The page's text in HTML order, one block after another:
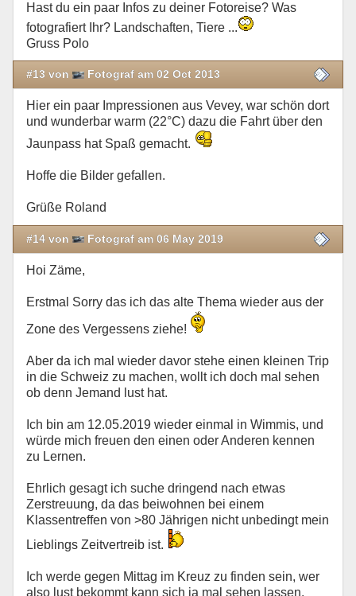
Hast du ein paar Infos zu deiner Fotoreise? Was
fotografiert Ihr? Landschaften, Tiere ...
Gruss Polo
#13 von Fotograf am 02 Oct 2013
Hier ein paar Impressionen aus Vevey, war schön dort
und wunderbar warm (22°C) dazu die Fahrt über den
Jaunpass hat Spaß gemacht.
Hoffe die Bilder gefallen.
Grüße Roland
#14 von Fotograf am 06 May 2019
Hoi Zäme,
Erstmal Sorry das ich das alte Thema wieder aus der
Zone des Vergessens ziehe!
Aber da ich mal wieder davor stehe einen kleinen Trip
in die Schweiz zu machen, wollt ich doch mal sehen
ob denn Jemand lust hat.
Ich bin am 12.05.2019 wieder einmal in Wimmis, und
würde mich freuen den einen oder Anderen kennen
zu Lernen.
Ehrlich gesagt ich suche dringend nach etwas
Zerstreuung, da das beiwohnen bei einem
Klassentreffen von >80 Jährigen nicht unbedingt mein
Lieblings Zeitvertreib ist.
Ich werde gegen Mittag im Kreuz zu finden sein, wer
also lust bekommt kann sich ja mal sehen lassen.